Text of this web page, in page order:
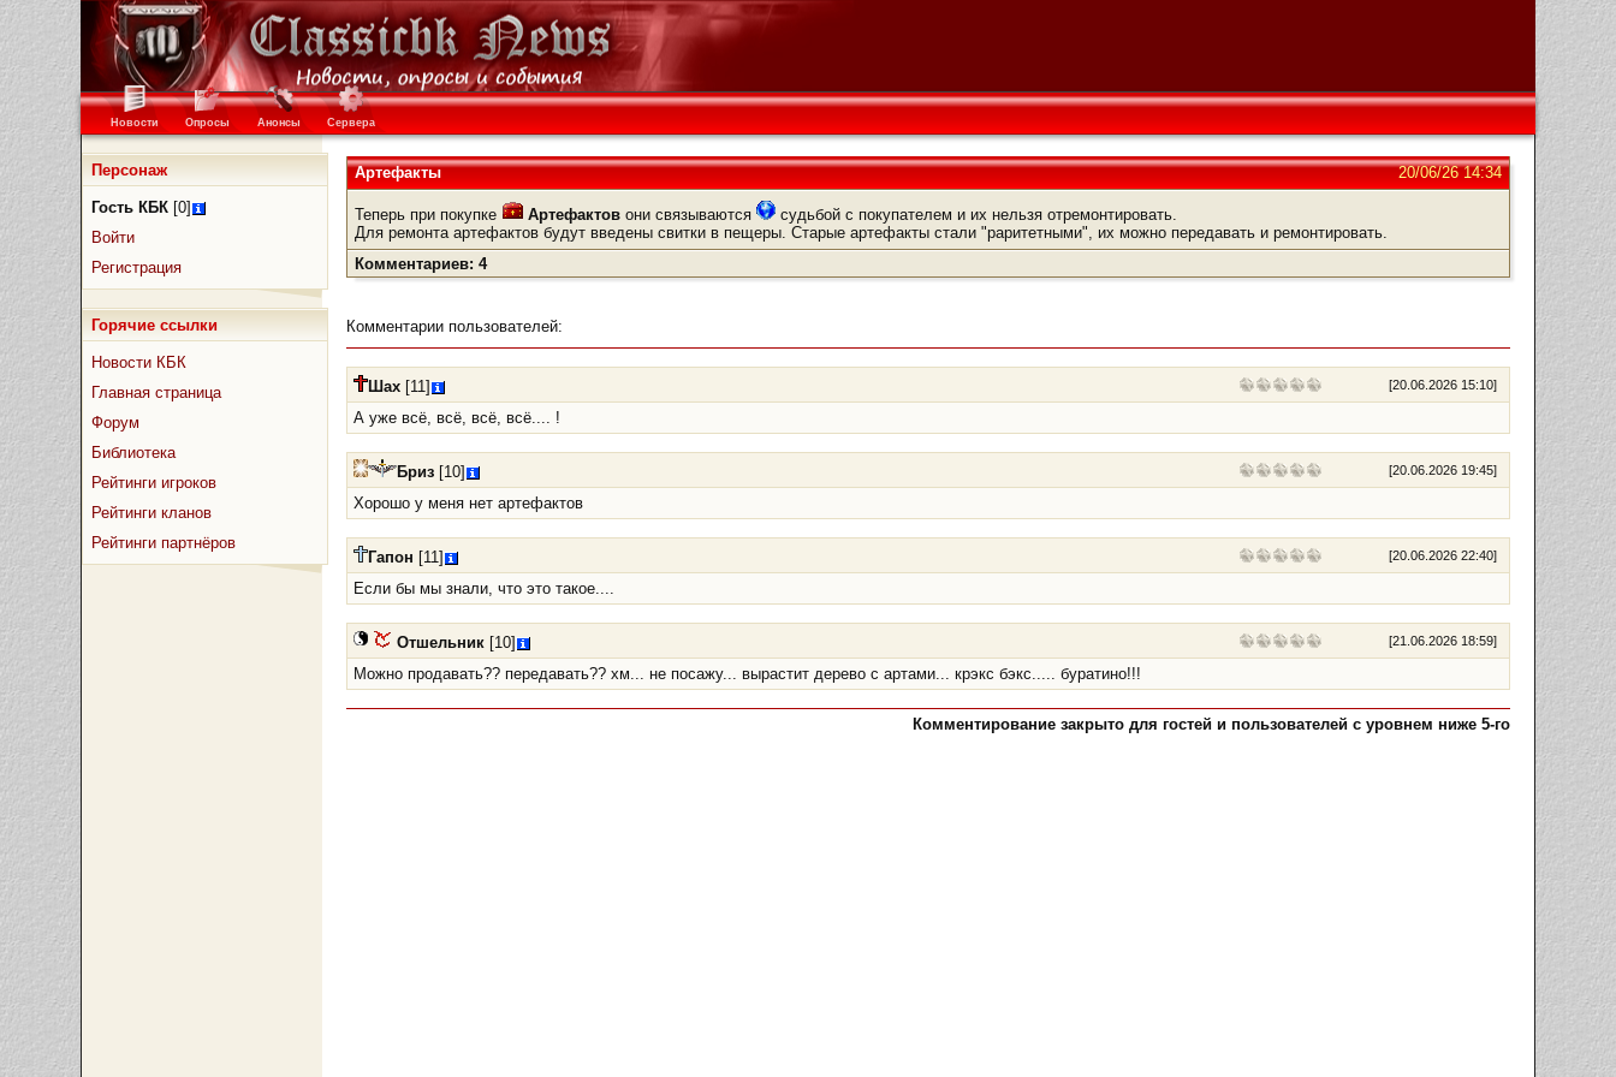
Новости Опросы Анонсы Сервера
Персонаж
Гость КБК [0]
Войти
Регистрация
Горячие ссылки
Новости КБК
Главная страница
Форум
Библиотека
Рейтинги игроков
Рейтинги кланов
Рейтинги партнёров
Артефакты 20/06/26 14:34
Теперь при покупке Артефактовони связываются
судьбой с покупателем и их нельзя отремонтировать.
Для ремонта артефактов будут введены свитки в пещеры. Старые артефакты стали "раритетными", их можно передавать и ремонтировать.
Комментариев: 4
Комментарии пользователей:
Шах [11] [20.06.2026 15:10]
А уже всё, всё, всё, всё.... !
Бриз [10] [20.06.2026 19:45]
Хорошо у меня нет артефактов
Гапон [11] [20.06.2026 22:40]
Если бы мы знали, что это такое....
Отшельник [10] [21.06.2026 18:59]
Можно продавать?? передавать?? хм... не посажу... вырастит дерево с артами... крэкс бэкс..... буратино!!!
Комментирование закрыто для гостей и пользователей с уровнем ниже 5-го